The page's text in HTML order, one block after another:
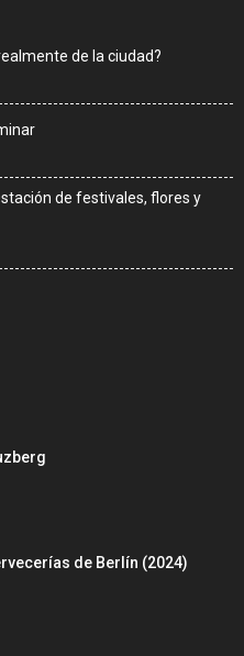
de la ciudad?
de festivales, flores y
de Berlín (2024)